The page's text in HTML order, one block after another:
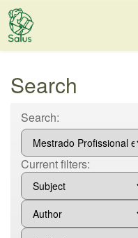
Skip
Search
Search:
Current filters: